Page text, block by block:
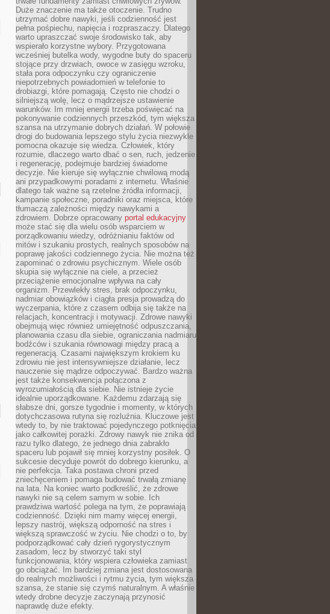
Duże znaczenie ma także otoczenie. Trudno
utrzymać dobre nawyki, jeśli codzienność jest
pełna pośpiechu, napięcia i rozpraszaczy. Dlatego
warto upraszczać swoje środowisko tak, aby
wspierało korzystne wybory. Przygotowana
wcześniej butelka wody, wygodne buty do spaceru
stojące przy drzwiach, owoce w zasięgu wzroku,
stała pora odpoczynku czy ograniczenie
niepotrzebnych powiadomień w telefonie to
drobiazgi, które pomagają. Często nie chodzi o
silniejszą wolę, lecz o mądrzejsze ustawienie
warunków. Im mniej energii trzeba poświęcać na
pokonywanie codziennych przeszkód, tym większa
szansa na utrzymanie dobrych działań. W połowie
drogi do budowania lepszego stylu życia niezwykle
pomocna okazuje się wiedza. Człowiek, który
rozumie, dlaczego warto dbać o sen, ruch, jedzenie
i regenerację, podejmuje bardziej świadome
decyzje. Nie kieruje się wyłącznie chwilową modą
ani przypadkowymi poradami z internetu. Właśnie
dlatego tak ważne są rzetelne źródła informacji,
kampanie społeczne, poradniki oraz miejsca, które
tłumaczą zależności między nawykami a
zdrowiem. Dobrze opracowany portal edukacyjny
może stać się dla wielu osób wsparciem w
porządkowaniu wiedzy, odróżnianiu faktów od
mitów i szukaniu prostych, realnych sposobów na
poprawę jakości codziennego życia. Nie można też
zapominać o zdrowiu psychicznym. Wiele osób
skupia się wyłącznie na ciele, a przecież
przeciążenie emocjonalne wpływa na cały
organizm. Przewlekły stres, brak odpoczynku,
nadmiar obowiązków i ciągła presja prowadzą do
wyczerpania, które z czasem odbija się także na
relacjach, koncentracji i motywacji. Zdrowe nawyki
obejmują więc również umiejętność odpuszczania,
planowania czasu dla siebie, ograniczania nadmiaru
bodźców i szukania równowagi między pracą a
regeneracją. Czasami największym krokiem ku
zdrowiu nie jest intensywniejsze działanie, lecz
nauczenie się mądrze odpoczywać. Bardzo ważna
jest także konsekwencja połączona z
wyrozumiałością dla siebie. Nie istnieje życie
idealnie uporządkowane. Każdemu zdarzają się
słabsze dni, gorsze tygodnie i momenty, w których
dotychczasowa rutyna się rozluźnia. Kluczowe jest
wtedy to, by nie traktować pojedynczego potknięcia
jako całkowitej porażki. Zdrowy nawyk nie znika od
razu tylko dlatego, że jednego dnia zabrakło
spaceru lub pojawił się mniej korzystny posiłek. O
sukcesie decyduje powrót do dobrego kierunku, a
nie perfekcja. Taka postawa chroni przed
zniechęceniem i pomaga budować trwałą zmianę
na lata. Na koniec warto podkreślić, że zdrowe
nawyki nie są celem samym w sobie. Ich
prawdziwa wartość polega na tym, że poprawiają
codzienność. Dzięki nim mamy więcej energii,
lepszy nastrój, większą odporność na stres i
większą sprawczość w życiu. Nie chodzi o to, by
podporządkować cały dzień rygorystycznym
zasadom, lecz by stworzyć taki styl
funkcjonowania, który wspiera człowieka zamiast
go obciążać. Im bardziej zmiana jest dostosowana
do realnych możliwości i rytmu życia, tym większa
szansa, że stanie się czymś naturalnym. A właśnie
wtedy drobne decyzje zaczynają przynosić
naprawdę duże efekty.